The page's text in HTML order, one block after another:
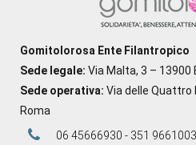
Gomitolorosa Ente Filantropico
Sede legale: Via Malta, 3 – 13900
Sede operativa: Via delle Quattro
Roma
06 45666930 - 351 9661003